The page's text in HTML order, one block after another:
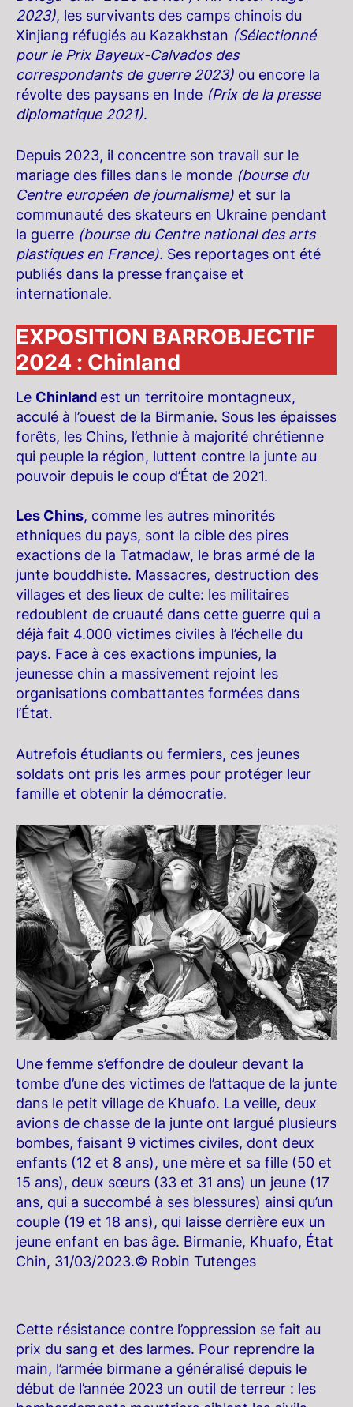
2023), les survivants des camps chinois du
Xinjiang réfugiés au Kazakhstan (Sélectionné
pour le Prix Bayeux-Calvados des
correspondants de guerre 2023) ou encore la
révolte des paysans en Inde (Prix de la presse
diplomatique 2021).
Depuis 2023, il concentre son travail sur le
mariage des filles dans le monde (bourse du
Centre européen de journalisme) et sur la
communauté des skateurs en Ukraine pendant
la guerre (bourse du Centre national des arts
plastiques en France). Ses reportages ont été
publiés dans la presse française et
internationale.
EXPOSITION BARROBJECTIF
2024 : Chinland
Le Chinland est un territoire montagneux,
acculé à l’ouest de la Birmanie. Sous les épaisses
forêts, les Chins, l’ethnie à majorité chrétienne
qui peuple la région, luttent contre la junte au
pouvoir depuis le coup d’État de 2021.
Les Chins, comme les autres minorités
ethniques du pays, sont la cible des pires
exactions de la Tatmadaw, le bras armé de la
junte bouddhiste. Massacres, destruction des
villages et des lieux de culte: les militaires
redoublent de cruauté dans cette guerre qui a
déjà fait 4.000 victimes civiles à l’échelle du
pays. Face à ces exactions impunies, la
jeunesse chin a massivement rejoint les
organisations combattantes formées dans
l’État.
Autrefois étudiants ou fermiers, ces jeunes
soldats ont pris les armes pour protéger leur
famille et obtenir la démocratie.
Une femme s’effondre de douleur devant la
tombe d’une des victimes de l’attaque de la junte
dans le petit village de Khuafo. La veille, deux
avions de chasse de la junte ont largué plusieurs
bombes, faisant 9 victimes civiles, dont deux
enfants (12 et 8 ans), une mère et sa fille (50 et
15 ans), deux sœurs (33 et 31 ans) un jeune (17
ans, qui a succombé à ses blessures) ainsi qu’un
couple (19 et 18 ans), qui laisse derrière eux un
jeune enfant en bas âge. Birmanie, Khuafo, État
Chin, 31/03/2023.© Robin Tutenges
Cette résistance contre l’oppression se fait au
prix du sang et des larmes. Pour reprendre la
main, l’armée birmane a généralisé depuis le
début de l’année 2023 un outil de terreur : les